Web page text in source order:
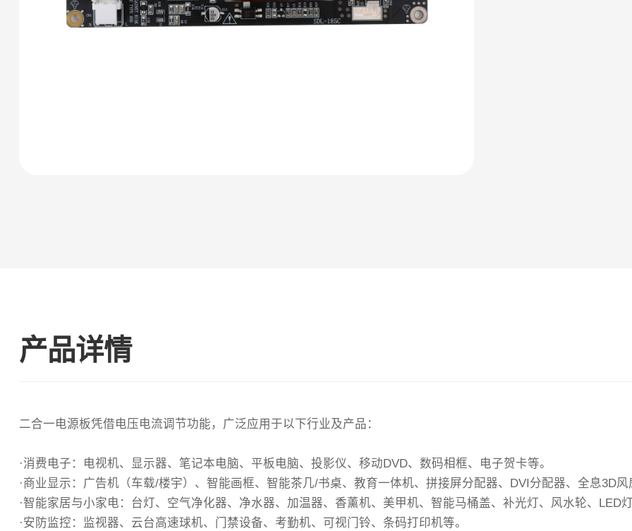
产品详情
二合一电源板凭借电压电流调节功能，广泛应用于以下行业及产品：
·消费电子‌：电视机、显示器、笔记本电脑、平板电脑、投影仪、移动DVD、数码相框、电子贺卡等。
·商业显示‌：广告机（车载/楼宇）、智能画框、智能茶几/书桌、教育一体机、拼接屏分配器、DVI分配器、全息3D风
·智能家居与小家电‌：台灯、空气净化器、净水器、加温器、香薰机、美甲机、智能马桶盖、补光灯、风水轮、LED
‌·安防监控‌：监视器、云台高速球机、门禁设备、考勤机、可视门铃、条码打印机等。